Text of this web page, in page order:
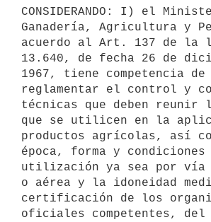
CONSIDERANDO: I) el
Ganadería, Agricultura y
acuerdo al Art. 137 de la
13.640, de fecha 26 de
1967, tiene competencia de
reglamentar el control y
técnicas que deben reunir
que se utilicen en la
productos agrícolas, así
época, forma y condiciones
utilización ya sea por vía
o aérea y la idoneidad
certificación de los
oficiales competentes, del